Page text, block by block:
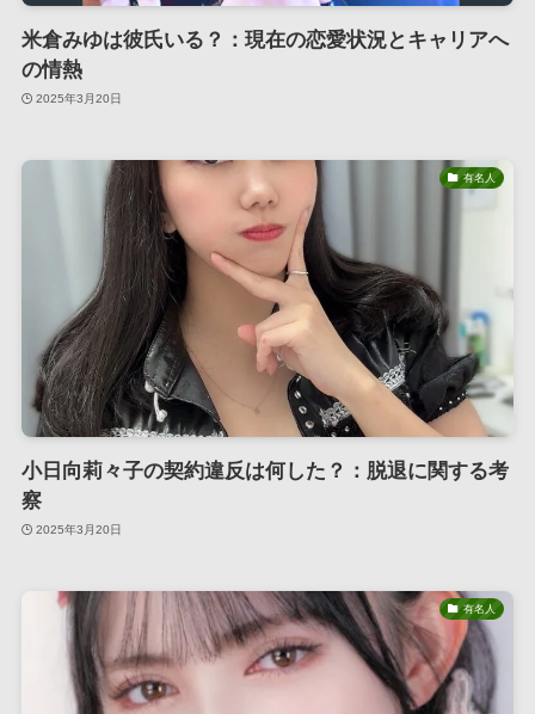
米倉みゆは彼氏いる？：現在の恋愛状況とキャリアへ
の情熱
2025年3月20日
有名人
小日向莉々子の契約違反は何した？：脱退に関する考
察
2025年3月20日
有名人